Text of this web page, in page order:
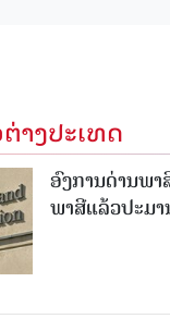
າງປະເທດ
ອົງການດ່ານພາ
ພາສີແລ້ວປະມາ